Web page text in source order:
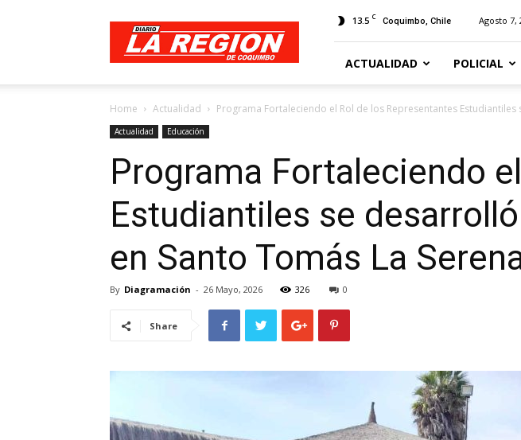
Diario
Región
13.5 C Coquimbo, Chile Agosto 7,
ACTUALIDAD POLICIAL
Home Actualidad Programa Fortaleciendo el Rol de los Representantes Estudiantiles
Actualidad Educación
Programa Fortaleciendo
Estudiantiles se
en Santo Tomás La
By Diagramación - 26 Mayo, 2026 326 0
Share